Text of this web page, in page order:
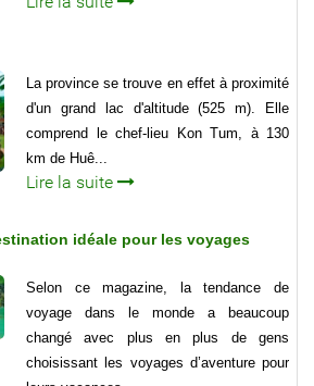
La province se trouve en effet à proximité
d'un grand lac d'altitude (525 m). Elle
comprend le chef-lieu Kon Tum, à 130
km de Huê...
Lire la suite
idéale pour les voyages
Selon ce magazine, la tendance de
voyage dans le monde a beaucoup
changé avec plus en plus de gens
choisissant les voyages d’aventure pour